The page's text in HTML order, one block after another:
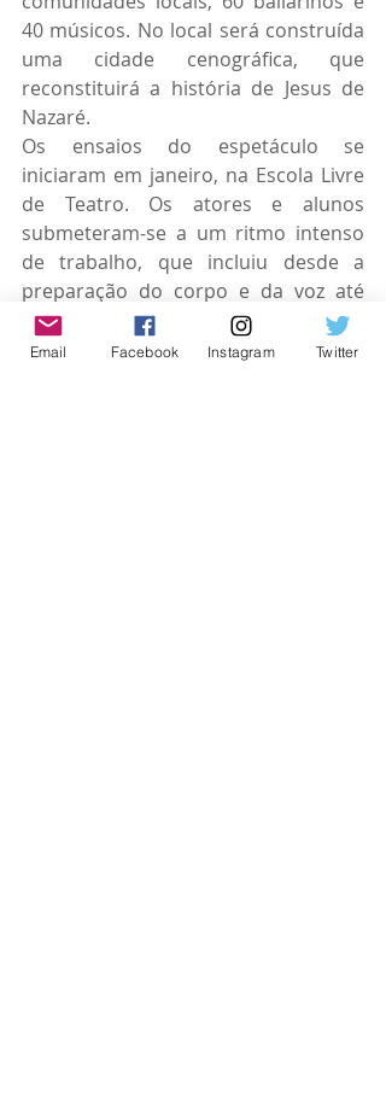
40 músicos. No local será construída
uma cidade cenográfica, que
reconstituirá a história de Jesus de
Nazaré.
Os ensaios do espetáculo se
iniciaram em janeiro, na Escola Livre
de Teatro. Os atores e alunos
submeteram-se a um ritmo intenso
de trabalho, que incluiu desde a
preparação do corpo e da voz até
exercícios de criação, orientados por
uma equipe de direção composta
Email Facebook Instagram Twitter